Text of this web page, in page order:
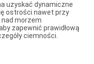
uzyskać dynamiczne
ostrości nawet przy
nad morzem
zapewnić prawidłową
ciemności.